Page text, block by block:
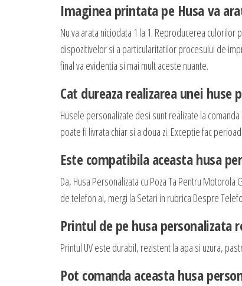
Imaginea printata pe Husa va
Nu va arata niciodata 1 la 1. Reproducerea
dispozitivelor si a particularitatilor procesului de
final va evidentia si mai mult aceste nuante.
Cat dureaza realizarea unei huse
Husele personalizate desi sunt realizate la
poate fi livrata chiar si a doua zi. Exceptie fac
Este compatibila aceasta husa
Da, Husa Personalizata cu Poza Ta Pentru
de telefon ai, mergi la Setari in rubrica Despre
Printul de pe husa personalizata
Printul UV este durabil, rezistent la apa si uzura,
Pot comanda aceasta husa